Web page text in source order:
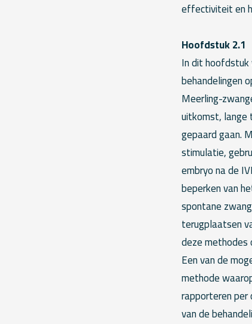
effectiviteit en
Hoofdstuk 2.1
In dit
behandelingen
Meerling-
uitkomst, lange
gepaard gaan.
stimulatie,
embryo na de
beperken van
spontane
terugplaatsen
deze methodes
Een van de
methode
rapporteren per
van de